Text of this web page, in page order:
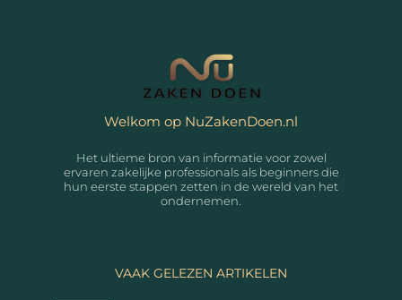
Welkom op NuZakenDoen.nl
Het ultieme bron van informatie voor zowel
ervaren zakelijke professionals als beginners die
hun eerste stappen zetten in de wereld van het
ondernemen.
VAAK GELEZEN ARTIKELEN